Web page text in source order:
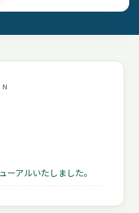
ーアルいたしました。